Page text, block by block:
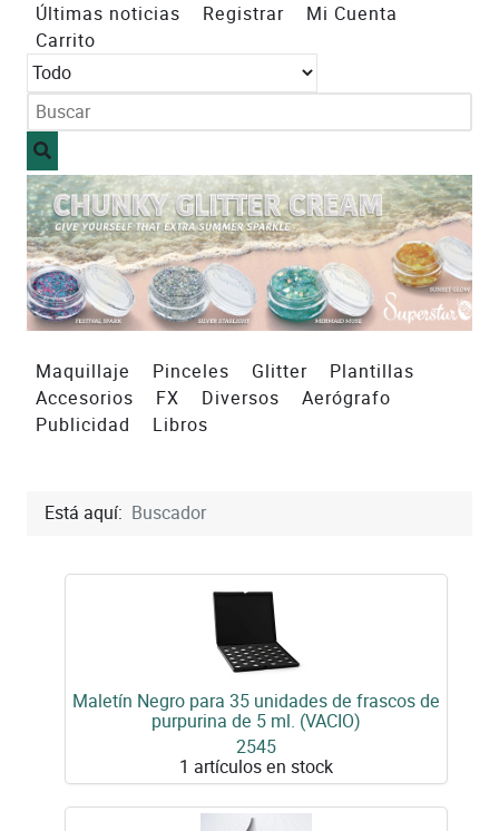
Últimas noticias Registrar
Mi Cuenta
Carrito
Maquillaje Pinceles Glitter
Plantillas
Accesorios
FX Diversos
Aerógrafo
Publicidad
Libros
Está aquí: Buscador
Maletín Negro para 35 unidades de frascos de
purpurina de 5 ml. (VACIO)
2545
1 artículos en stock